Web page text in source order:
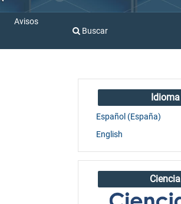
Avisos
Buscar
Idioma
Español (España)
English
Ciencia